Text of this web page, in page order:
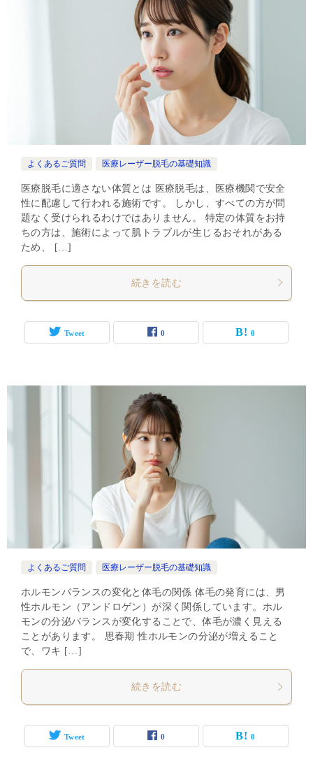
よくあるご質問 医療レーザー脱毛の基礎知識
医療脱毛に適さない体質とは 医療脱毛は、医療機関で安全
性に配慮して行われる施術です。 しかし、すべての方が問
題なく受けられるわけではありません。 特定の体質をお持
ちの方は、施術によって肌トラブルが生じるおそれがある
ため、 […]
続きを読む
Tweet 0 0
よくあるご質問 医療レーザー脱毛の基礎知識
ホルモンバランスの変化と体毛の関係 体毛の発育には、男
性ホルモン（アンドロゲン）が深く関係しています。ホル
モンの分泌バランスが変化することで、体毛が濃く見える
ことがあります。 思春期 性ホルモンの分泌が増えること
で、ワキ […]
続きを読む
Tweet 0 0